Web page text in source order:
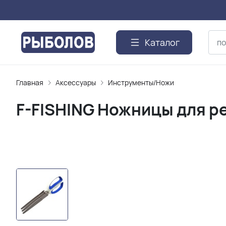
Каталог
Главная Аксессуары Инструменты/Ножи
F-FISHING Ножницы для